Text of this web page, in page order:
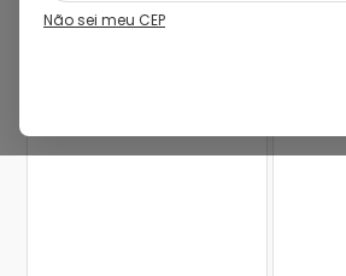
Não sei meu CEP
19%